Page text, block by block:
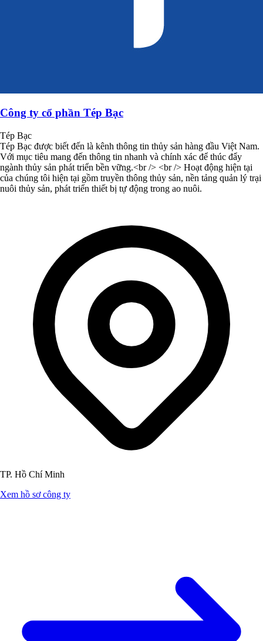
Công ty cổ phần Tép Bạc
Tép Bạc
Tép Bạc được biết đến là kênh thông tin thủy sản hàng đầu Việt Nam.
Với mục tiêu mang đến thông tin nhanh và chính xác để thúc đẩy
ngành thủy sản phát triển bền vững.<br /> <br /> Hoạt động hiện tại
của chúng tôi hiện tại gồm truyền thông thủy sản, nền tảng quản lý trại
nuôi thủy sản, phát triển thiết bị tự động trong ao nuôi.
TP. Hồ Chí Minh
Xem hồ sơ công ty